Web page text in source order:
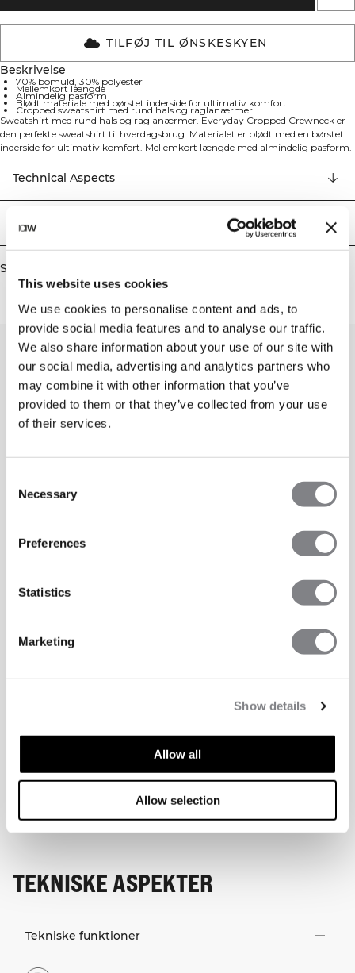
This website uses cookies
We use cookies to personalise content and ads, to
provide social media features and to analyse our traffic.
We also share information about your use of our site with
our social media, advertising and analytics partners who
may combine it with other information that you’ve
provided to them or that they’ve collected from your use
of their services.
Selection
Necessary
Preferences
Statistics
Marketing
Show details
Allow all
Allow selection
TILFØJ TIL ØNSKESKYEN
Beskrivelse
70% bomuld, 30% polyester
Mellemkort længde
Almindelig pasform
Blødt materiale med børstet inderside for ultimativ komfort
Cropped sweatshirt med rund hals og raglanærmer
Sweatshirt med rund hals og raglanærmer. Everyday Cropped Crewneck er
den perfekte sweatshirt til hverdagsbrug. Materialet er blødt med en børstet
inderside for ultimativ komfort. Mellemkort længde med almindelig pasform.
Technical Aspects
Levering og returnering
Similar products
TEKNISKE ASPEKTER
Tekniske funktioner